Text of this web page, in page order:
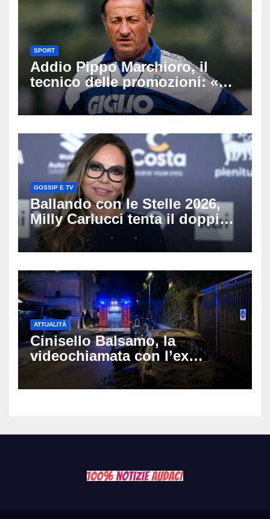
SPORT
Addio Pippo Marchioro, il
tecnico delle promozioni: «Ha
scritto pagine indimenticabili
del nostro calcio»
GOSSIP E TV
Ballando con le Stelle 2026,
Milly Carlucci tenta il doppio
colpo: tra i papabili Ornella
Muti e Monica Guerritore
ATTUALITÀ
Cinisello Balsamo, la
videochiamata con l’ex
fidanzata e il dramma: 35enne
lotta tra la vita e la morte